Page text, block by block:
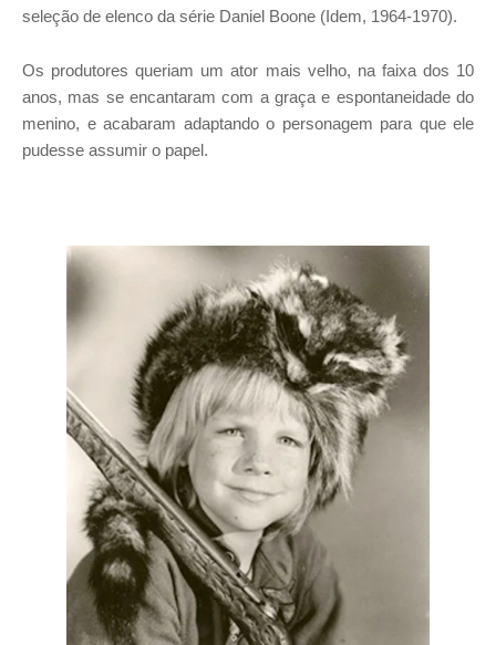
seleção de elenco da série Daniel Boone (Idem, 1964-1970).
Os produtores queriam um ator mais velho, na faixa dos 10
anos, mas se encantaram com a graça e espontaneidade do
menino, e acabaram adaptando o personagem para que ele
pudesse assumir o papel.